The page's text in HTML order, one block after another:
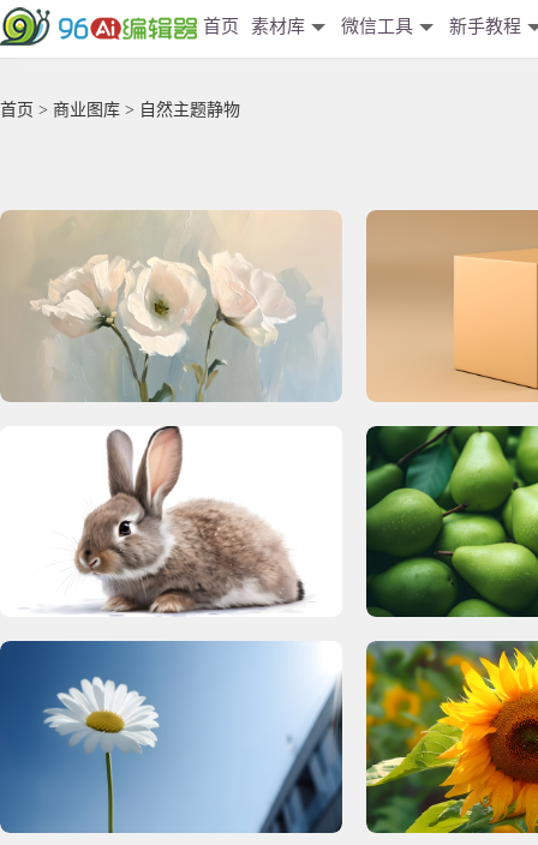
首页 素材库 微信工具 新手教程
首页 > 商业图库 > 自然主题静物